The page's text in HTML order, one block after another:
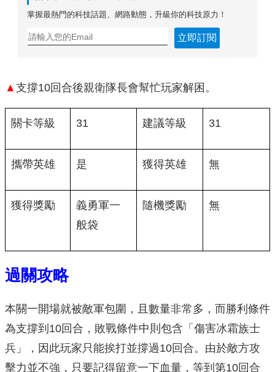
掌握最熱門的科技話題、網路動態，升級你的科技原力！
立即訂閱
▲ 支撐10回合後親衛隊長會幫忙玩家解困。
關卡等級 31 建議等級 31
攜帶英雄 是 獲得英雄 無
獲得獎勵
義勇軍一
般袋
隨機獎勵 無
過關攻略
本關一開場就被敵軍包圍，且數量非常多，而勝利條件
為支撐到10回合，敗戰條件中則包含「傷害冰霜族士
兵」，因此玩家只能挨打並撐過10回合。由於敵方攻
擊力並不強，只要記得留意一下血量，等到第10回合